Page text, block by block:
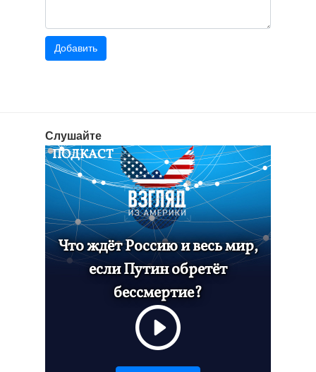
Слушайте
ПОДКАСТ
Что ждёт Россию и весь мир,
если Путин обретёт
бессмертие?